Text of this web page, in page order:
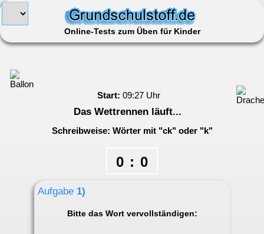
Online-Tests zum Üben für Kinder
Start: 09:27 Uhr
Das Wettrennen läuft...
Schreibweise: Wörter mit "ck" oder "k"
0 : 0
Aufgabe 1)
Bitte das Wort vervollständigen: